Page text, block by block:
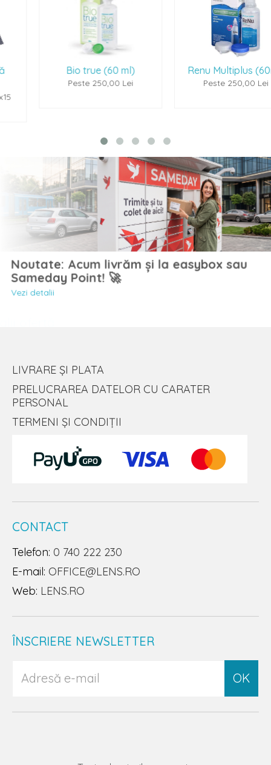
Bio true (60 ml)
Peste 250,00 Lei
Renu Multiplus (60ml)
Peste 250,00 Lei
Noutate: Acum livrăm și la easybox sau
Sameday Point! 🚀
Vezi detalii
LIVRARE ȘI PLATA
PRELUCRAREA DATELOR CU CARATER
PERSONAL
TERMENI ȘI CONDIȚII
CONTACT
Telefon: 0 740 222 230
E-mail: OFFICE@LENS.RO
Web: LENS.RO
ÎNSCRIERE NEWSLETTER
OK